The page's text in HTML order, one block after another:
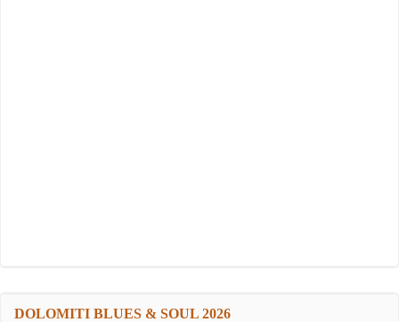
DOLOMITI BLUES & SOUL 2026